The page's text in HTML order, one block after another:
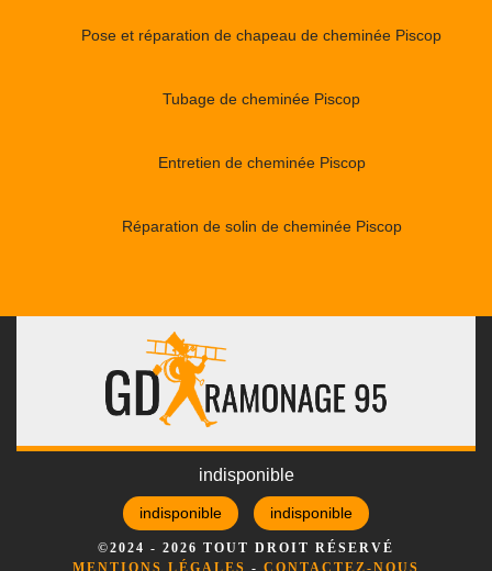
Pose et réparation de chapeau de cheminée Piscop
Tubage de cheminée Piscop
Entretien de cheminée Piscop
Réparation de solin de cheminée Piscop
indisponible
indisponible indisponible
©2024 - 2026 TOUT DROIT RÉSERVÉ
MENTIONS LÉGALES - CONTACTEZ-NOUS